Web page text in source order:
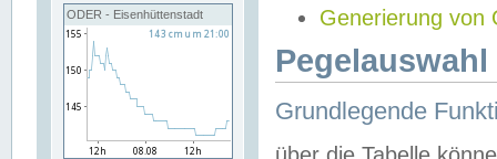
ODER - Eisenhüttenstadt
Generierung von
Grundlegende